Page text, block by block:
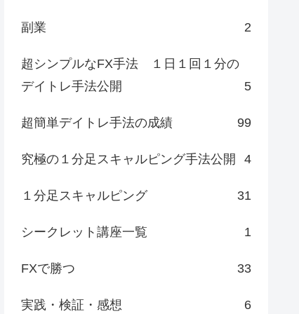
副業 2
超シンプルなFX手法 １日１回１分の
デイトレ手法公開
5
超簡単デイトレ手法の成績 99
究極の１分足スキャルピング手法公開 4
１分足スキャルピング 31
シークレット講座一覧 1
FXで勝つ 33
実践・検証・感想 6